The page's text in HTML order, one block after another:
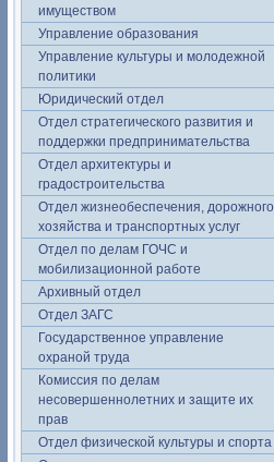
имуществом
Управление образования
Управление культуры и молодежной
политики
Юридический отдел
Отдел стратегического развития и
поддержки предпринимательства
Отдел архитектуры и
градостроительства
Отдел жизнеобеспечения, дорожного
хозяйства и транспортных услуг
Отдел по делам ГОЧС и
мобилизационной работе
Архивный отдел
Отдел ЗАГС
Государственное управление
охраной труда
Комиссия по делам
несовершеннолетних и защите их
прав
Отдел физической культуры и спорта